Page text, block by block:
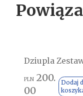
Dziupla
PLN 200.
00
Dodaj